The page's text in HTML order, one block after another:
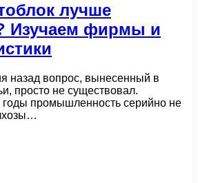
лучше
Изучаем фирмы и
назад вопрос, вынесенный в
просто не существовал.
годы промышленность серийно не